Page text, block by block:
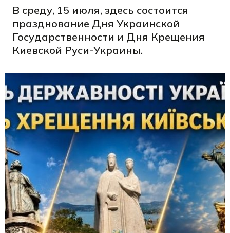
В среду, 15 июля, здесь состоится
празднование Дня Украинской
Государственности и Дня Крещения
Киевской Руси-Украины.